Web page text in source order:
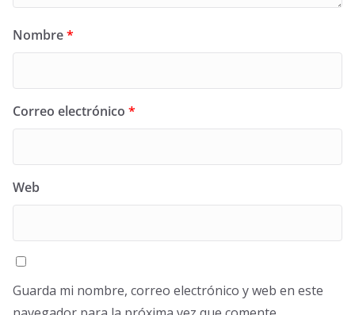
Nombre*
Correo electrónico *
Web
Guarda mi nombre, correo electrónico y web en este